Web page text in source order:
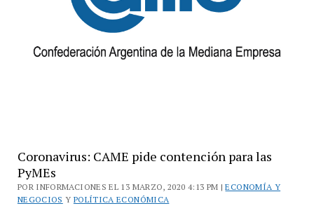
Coronavirus: CAME pide contención para las
PyMEs
POR INFORMACIONES EL 13 MARZO, 2020 4:13 PM |ECONOMÍA Y
NEGOCIOS Y POLÍTICA ECONÓMICA